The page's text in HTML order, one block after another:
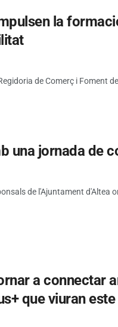
la
de Comerç i Foment
una jornada de
de l'Ajuntament d'Altea
a connectar
que viuran